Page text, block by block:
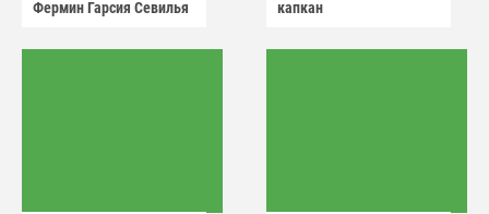
Фермин Гарсия Севилья
капкан